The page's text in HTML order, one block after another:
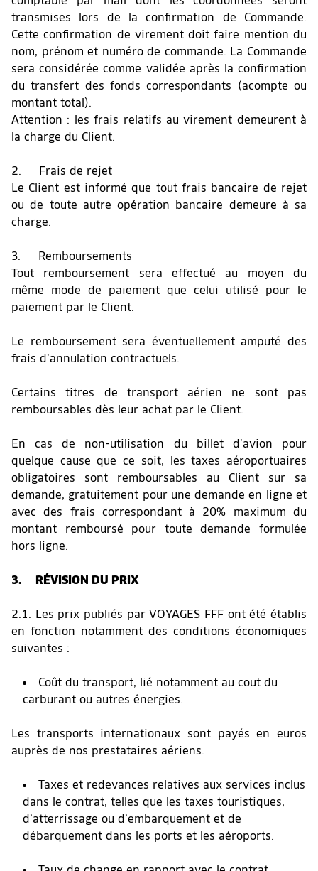
transmises lors de la confirmation de Commande.
Cette confirmation de virement doit faire mention du
nom, prénom et numéro de commande. La Commande
sera considérée comme validée après la confirmation
du transfert des fonds correspondants (acompte ou
montant total).
Attention : les frais relatifs au virement demeurent à
la charge du Client.
2. Frais de rejet
Le Client est informé que tout frais bancaire de rejet
ou de toute autre opération bancaire demeure à sa
charge.
3. Remboursements
Tout remboursement sera effectué au moyen du
même mode de paiement que celui utilisé pour le
paiement par le Client.
Le remboursement sera éventuellement amputé des
frais d’annulation contractuels.
Certains titres de transport aérien ne sont pas
remboursables dès leur achat par le Client.
En cas de non-utilisation du billet d’avion pour
quelque cause que ce soit, les taxes aéroportuaires
obligatoires sont remboursables au Client sur sa
demande, gratuitement pour une demande en ligne et
avec des frais correspondant à 20% maximum du
montant remboursé pour toute demande formulée
hors ligne.
3. RÉVISION DU PRIX
2.1. Les prix publiés par VOYAGES FFF ont été établis
en fonction notamment des conditions économiques
suivantes :
Coût du transport, lié notamment au cout du
carburant ou autres énergies.
Les transports internationaux sont payés en euros
auprès de nos prestataires aériens.
Taxes et redevances relatives aux services inclus
dans le contrat, telles que les taxes touristiques,
d’atterrissage ou d’embarquement et de
débarquement dans les ports et les aéroports.